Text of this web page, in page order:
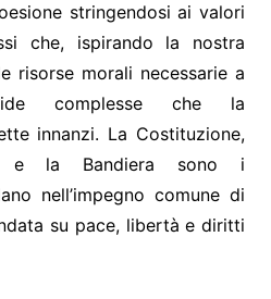
stringendosi ai valori
che, ispirando la nostra
risorse morali necessarie a
complesse che la
innanzi. La Costituzione,
e la Bandiera sono i
nell’impegno comune di
su pace, libertà e diritti